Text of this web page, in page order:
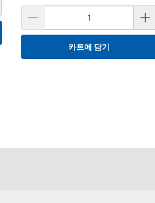
카트에 담기